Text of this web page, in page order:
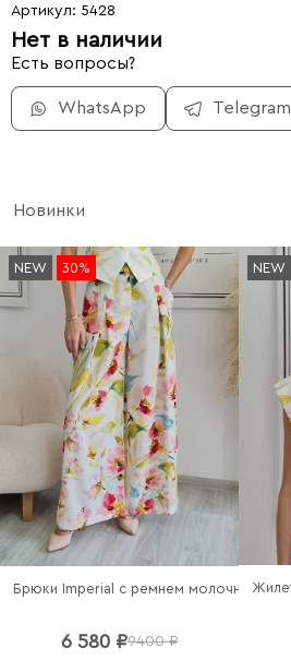
Артикул: 5428
Нет в наличии
Есть вопросы?
WhatsApp Telegram
Новинки
NEW 30%
Брюки Imperial c ремнем молочные
6 580 ₽9400 ₽
NEW